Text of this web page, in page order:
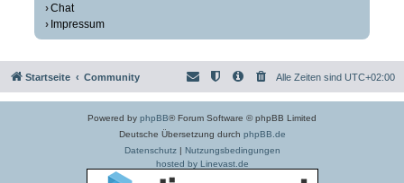
Chat
Impressum
Startseite Community Alle Zeiten sind UTC+02:00
Powered by phpBB® Forum Software © phpBB Limited
Deutsche Übersetzung durch phpBB.de
Datenschutz| Nutzungsbedingungen
hosted by Linevast.de